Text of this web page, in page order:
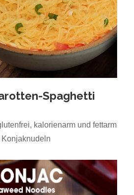
Spaghetti
kalorienarm und fettarm
Konjaknudeln